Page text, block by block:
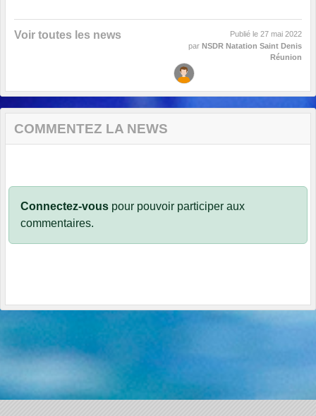
Voir toutes les news Publié le 27 mai 2022
par NSDR Natation Saint Denis
Réunion
COMMENTEZ LA NEWS
Connectez-vous pour pouvoir participer aux
commentaires.